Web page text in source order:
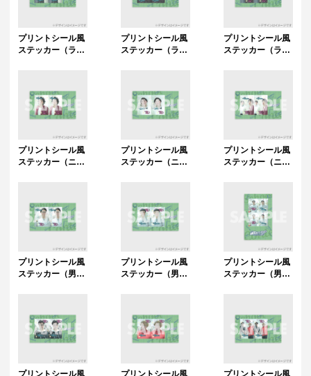
プリントシール風
ステッカー（ライ
プリントシール風
ステッカー（ライ
プリントシール風
ステッカー（ライ
プリントシール風
ステッカー（ニッ
プリントシール風
ステッカー（ニッ
プリントシール風
ステッカー（ニッ
プリントシール風
ステッカー（男性
プリントシール風
ステッカー（男性
プリントシール風
ステッカー（男性